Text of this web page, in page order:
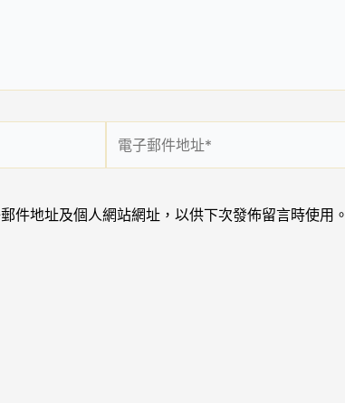
件
地
件地址及個人網站網址，以供下次發佈留言時使用。